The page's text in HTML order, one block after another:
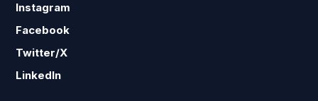
Instagram
Facebook
Twitter/X
LinkedIn